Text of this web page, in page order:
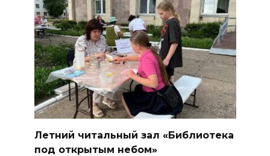
Летний читальный зал «Библиотека
под открытым небом»